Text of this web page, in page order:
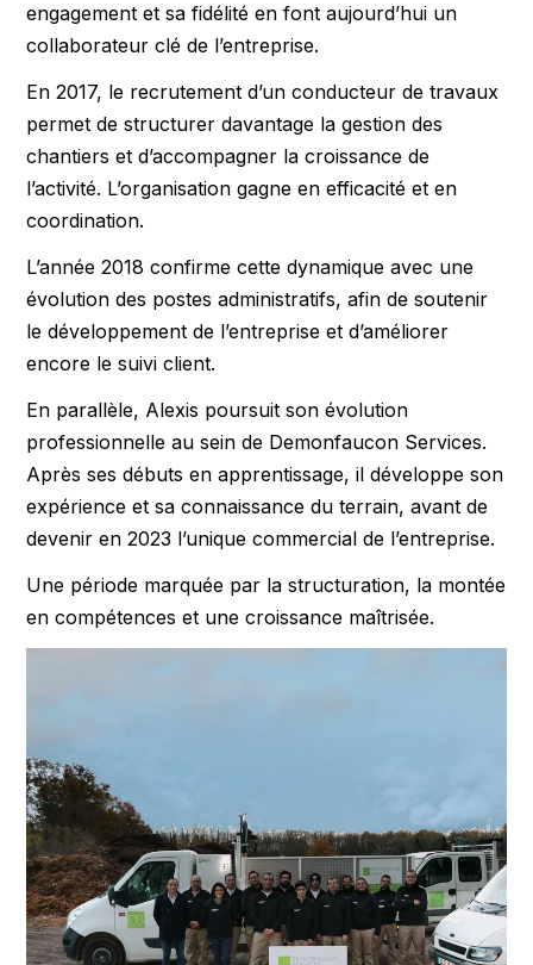
engagement et sa fidélité en font aujourd’hui un
collaborateur clé de l’entreprise.
En 2017, le recrutement d’un conducteur de travaux
permet de structurer davantage la gestion des
chantiers et d’accompagner la croissance de
l’activité. L’organisation gagne en efficacité et en
coordination.
L’année 2018 confirme cette dynamique avec une
évolution des postes administratifs, afin de soutenir
le développement de l’entreprise et d’améliorer
encore le suivi client.
En parallèle, Alexis poursuit son évolution
professionnelle au sein de Demonfaucon Services.
Après ses débuts en apprentissage, il développe son
expérience et sa connaissance du terrain, avant de
devenir en 2023 l’unique commercial de l’entreprise.
Une période marquée par la structuration, la montée
en compétences et une croissance maîtrisée.